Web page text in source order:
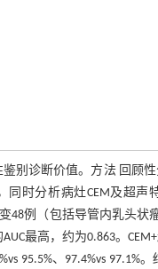
别诊断价值。方法 回顾
时分析病灶CEM及超
48例（包括导管内乳头状
最高，约为0.863。
95.5%、97.4%vs 97.1%